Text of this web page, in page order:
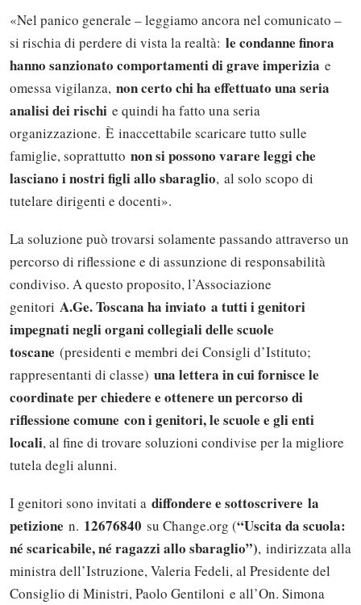
«Nel panico generale – leggiamo ancora nel comunicato –
si rischia di perdere di vista la realtà: le condanne finora
hanno sanzionato comportamenti di grave imperizia e
omessa vigilanza, non certo chi ha effettuato una seria
analisi dei rischi e quindi ha fatto una seria
organizzazione. È inaccettabile scaricare tutto sulle
famiglie, soprattutto non si possono varare leggi che
lasciano i nostri figli allo sbaraglio, al solo scopo di
tutelare dirigenti e docenti».
La soluzione può trovarsi solamente passando attraverso un
percorso di riflessione e di assunzione di responsabilità
condiviso. A questo proposito, l’Associazione
genitori A.Ge. Toscana ha inviato a tutti i genitori
impegnati negli organi collegiali delle scuole
toscane (presidenti e membri dei Consigli d’Istituto;
rappresentanti di classe) una lettera in cui fornisce le
coordinate per chiedere e ottenere un percorso di
riflessione comune con i genitori, le scuole e gli enti
locali, al fine di trovare soluzioni condivise per la migliore
tutela degli alunni.
I genitori sono invitati a diffondere e sottoscrivere la
petizione n. 12676840 su Change.org (“Uscita da scuola:
né scaricabile, né ragazzi allo sbaraglio”), indirizzata alla
ministra dell’Istruzione, Valeria Fedeli, al Presidente del
Consiglio di Ministri, Paolo Gentiloni e all’On. Simona